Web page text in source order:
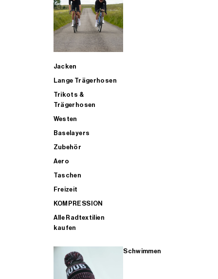
Jacken
Lange Trägerhosen
Trikots &
Trägerhosen
Westen
Baselayers
Zubehör
Aero
Taschen
Freizeit
KOMPRESSION
Alle Radtextilien
kaufen
Schwimmen
ALLE TRIATHLONARTIKEL FÜR MÄNNER KAUFEN